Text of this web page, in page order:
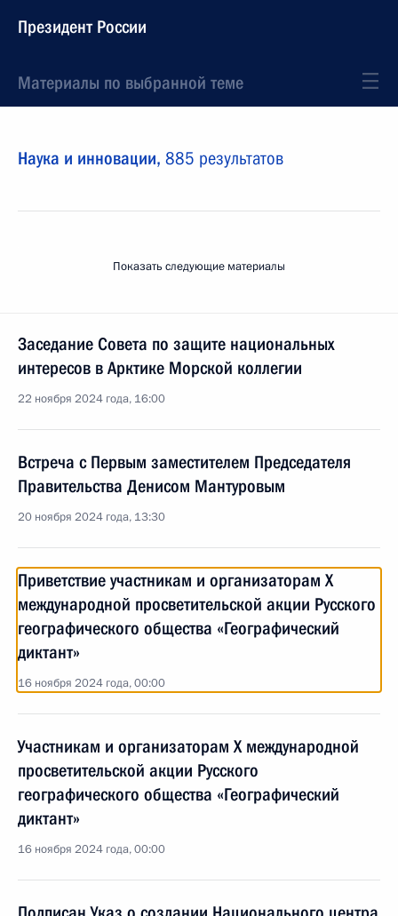
Президент России
Материалы по выбранной теме
Наука и инновации, 885 результатов
Показать следующие материалы
Заседание Совета по защите национальных
интересов в Арктике Морской коллегии
22 ноября 2024 года, 16:00
Встреча с Первым заместителем Председателя
Правительства Денисом Мантуровым
20 ноября 2024 года, 13:30
Приветствие участникам и организаторам Х
международной просветительской акции Русского
географического общества «Географический
диктант»
16 ноября 2024 года, 00:00
Участникам и организаторам Х международной
просветительской акции Русского
географического общества «Географический
диктант»
16 ноября 2024 года, 00:00